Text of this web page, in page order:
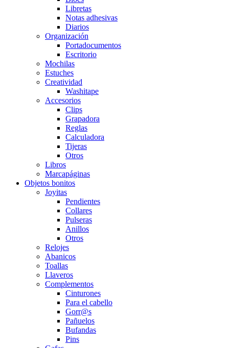
Libretas
Notas adhesivas
Diarios
Organización
Portadocumentos
Escritorio
Mochilas
Estuches
Creatividad
Washitape
Accesorios
Clips
Grapadora
Reglas
Calculadora
Tijeras
Otros
Libros
Marcapáginas
Objetos bonitos
Joyitas
Pendientes
Collares
Pulseras
Anillos
Otros
Relojes
Abanicos
Toallas
Llaveros
Complementos
Cinturones
Para el cabello
Gorr@s
Pañuelos
Bufandas
Pins